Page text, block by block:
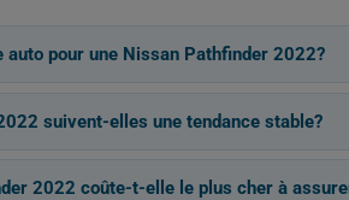
auto pour une Nissan Pathfinder 2022?
suivent-elles une tendance stable?
2022 coûte-t-elle le plus cher à